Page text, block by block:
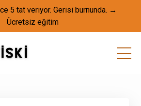
5 tat veriyor. Gerisi burnunda. →
Ücretsiz eğitim